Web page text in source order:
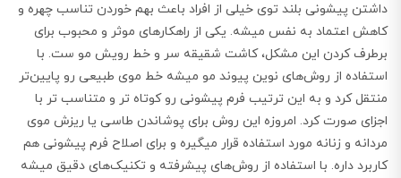
داشتن پیشونی بلند توی خیلی از افراد باعث بهم خوردن تناسب چهره و
کاهش اعتماد به نفس میشه. یکی از راهکارهای موثر و محبوب برای
برطرف کردن این مشکل، کاشت شقیقه سر و خط رویش مو ست. با
استفاده از روش‌های نوین پیوند مو میشه خط موی طبیعی رو پایین‌تر
منتقل کرد و به این ترتیب فرم پیشونی رو کوتاه‌ تر و متناسب‌ تر با
اجزای صورت کرد. امروزه این روش برای پوشاندن طاسی یا ریزش موی
مردانه و زنانه مورد استفاده قرار میگیره و برای اصلاح فرم پیشونی هم
کاربرد داره. با استفاده از روش‌های پیشرفته و تکنیک‌های دقیق میشه